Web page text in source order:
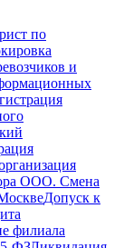
по
и
ООО. Смена
Допуск к
филиала